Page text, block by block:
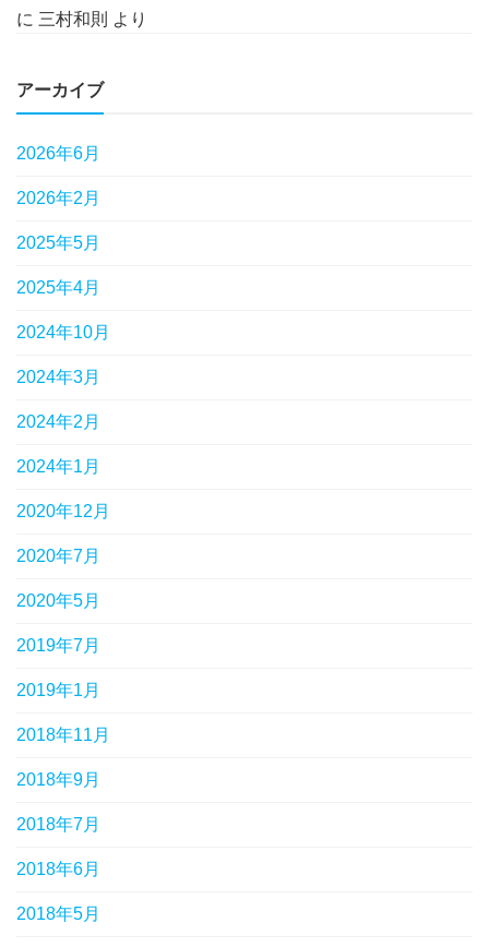
に 三村和則 より
アーカイブ
2026年6月
2026年2月
2025年5月
2025年4月
2024年10月
2024年3月
2024年2月
2024年1月
2020年12月
2020年7月
2020年5月
2019年7月
2019年1月
2018年11月
2018年9月
2018年7月
2018年6月
2018年5月